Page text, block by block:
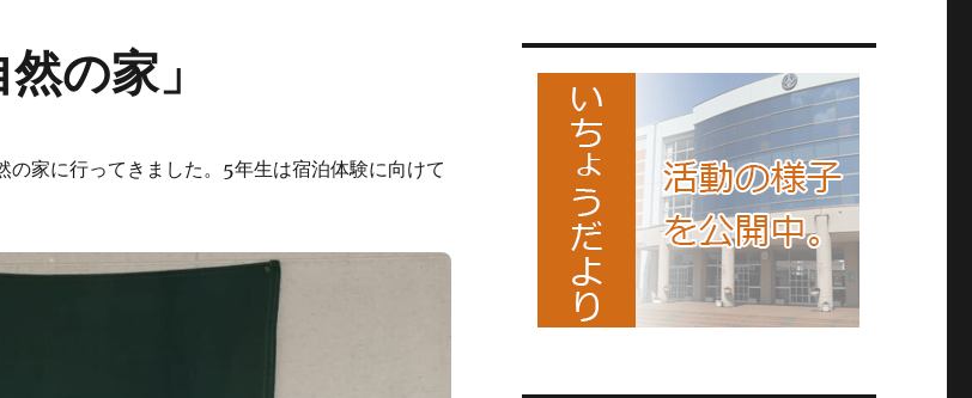
の家」
家に行ってきました。5年生は宿泊体験に向けて